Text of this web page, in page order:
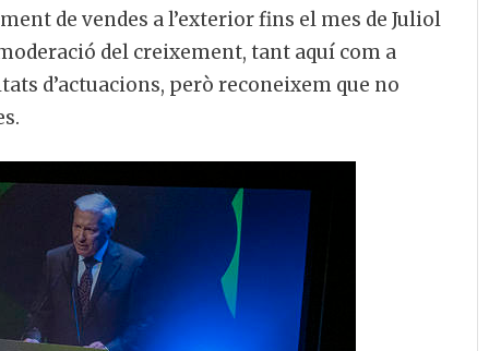
de vendes a l’exterior fins el mes de Juliol
del creixement, tant aquí com a
d’actuacions, però reconeixem que no